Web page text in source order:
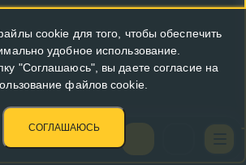
КУПИТЬ РЕКЛАМУ В ЭТОМ БЛОКЕ
cookie для того, чтобы обеспечить
удобное использование.
"Соглашаюсь", вы даете согласие на
файлов cookie.
СОГЛАШАЮСЬ